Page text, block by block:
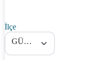
İlçe
GÜROYMAK